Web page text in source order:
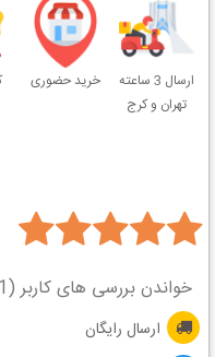
ارسال 3 ساعته
تهران و کرج
خرید حضوری
خواندن بررسی های کاربر (1
ارسال رایگان